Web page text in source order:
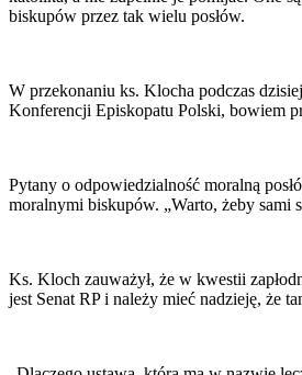
biskupów przez tak wielu posłów.
W przekonaniu ks. Klocha podczas
Konferencji Episkopatu Polski, bowiem
Pytany o odpowiedzialność moralną
moralnymi biskupów. „Warto, żeby sami
Ks. Kloch zauważył, że w kwestii
jest Senat RP i należy mieć nadzieję, że